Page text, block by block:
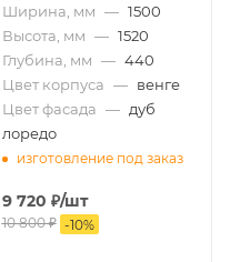
Ширина, мм — 1500
Высота, мм — 1520
Глубина, мм — 440
Цвет корпуса — венге
Цвет фасада — дуб
лоредо
изготовление под заказ
9 720 ₽/шт
10 800₽ -10%